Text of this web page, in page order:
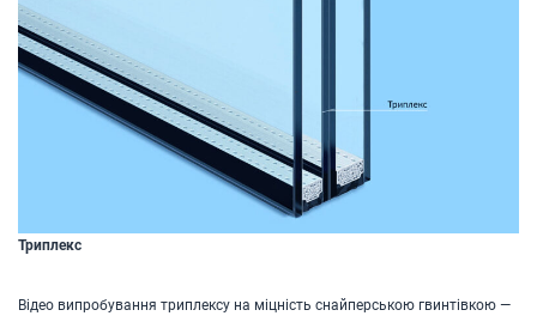
Триплекс
Відео випробування триплексу на міцність снайперською гвинтівкою —